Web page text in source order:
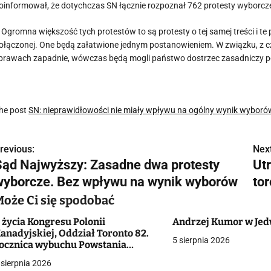
że dotychczas SN łącznie rozpoznał 762 protesty
Ogromna większość tych protestów to są protesty o tej samej treści i
One będą załatwione jednym postanowieniem. W związku,
zapadnie, wówczas będą mogli państwo dostrzec zasadniczy
postSN: nieprawidłowości nie miały wpływu na ogólny wynik
Najwyższy: Zasadne dwa protesty
Bez wpływu na wynik wyborów
Ci się spodobać
życia Kongresu Polonii
Oddział Toronto 82.
wybuchu Powstania
2026
Andrzej Kumor w
5 sierpnia 2026